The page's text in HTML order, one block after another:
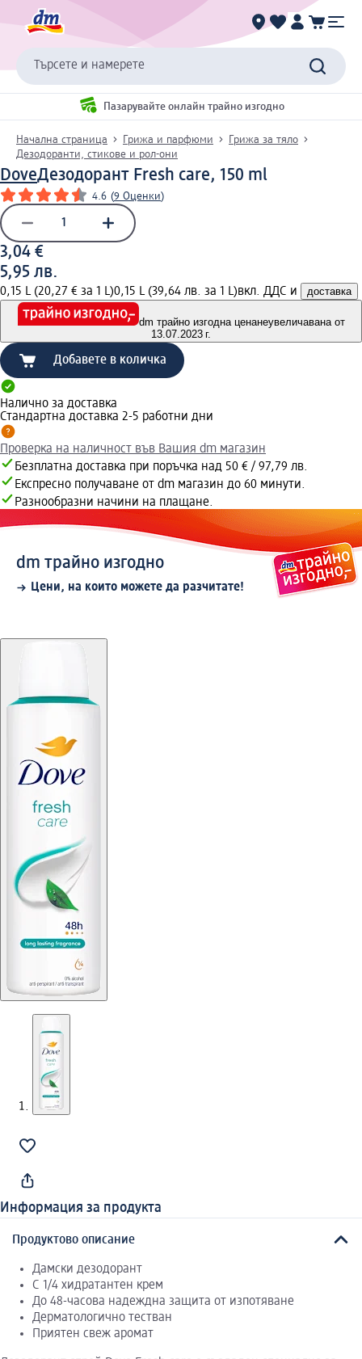
Търсете и намерете
Пазарувайте онлайн трайно изгодно
Начална страница Грижа и парфюми
Грижа за тяло
Дезодоранти, стикове и рол-они
DoveДезодорант Fresh care, 150 ml
4.6 (9 Оценки)
3,04 €
5,95 лв.
0,15 L (20,27 € за 1 L)0,15 L (39,64 лв. за 1 L)вкл. ДДС и доставка
dm трайно изгодна ценанеувеличавана от
13.07.2023 г.
Добавете в количка
Налично за доставка
Стандартна доставка 2-5 работни дни
Проверка на наличност във Вашия dm магазин
Безплатна доставка при поръчка над 50 € / 97,79 лв.
Експресно получаване от dm магазин до 60 минути.
Разнообразни начини на плащане.
dm трайно изгодно
Цени, на които можете да разчитате!
Информация за продукта
Продуктово описание
Дамски дезодорант
С 1/4 хидратантен крем
До 48-часова надеждна защита от изпотяване
Дерматологично тестван
Приятен свеж аромат